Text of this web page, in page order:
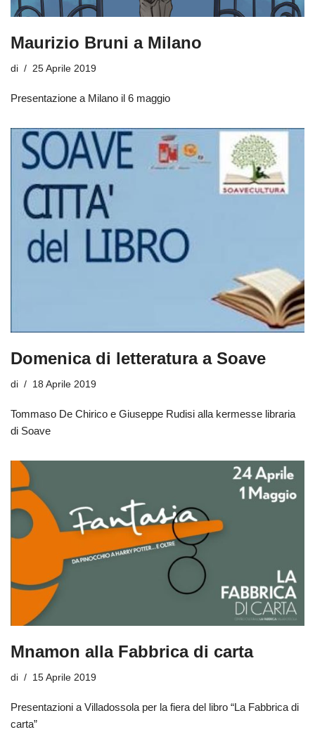
Maurizio Bruni a Milano
di 25 Aprile 2019
Presentazione a Milano il 6 maggio
Domenica di letteratura a Soave
di 18 Aprile 2019
Tommaso De Chirico e Giuseppe Rudisi alla kermesse libraria
di Soave
Mnamon alla Fabbrica di carta
di 15 Aprile 2019
Presentazioni a Villadossola per la fiera del libro “La Fabbrica di
carta”